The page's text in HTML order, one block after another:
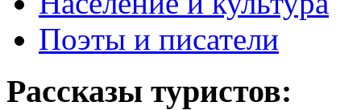
Поэты и писатели
Рассказы туристов: